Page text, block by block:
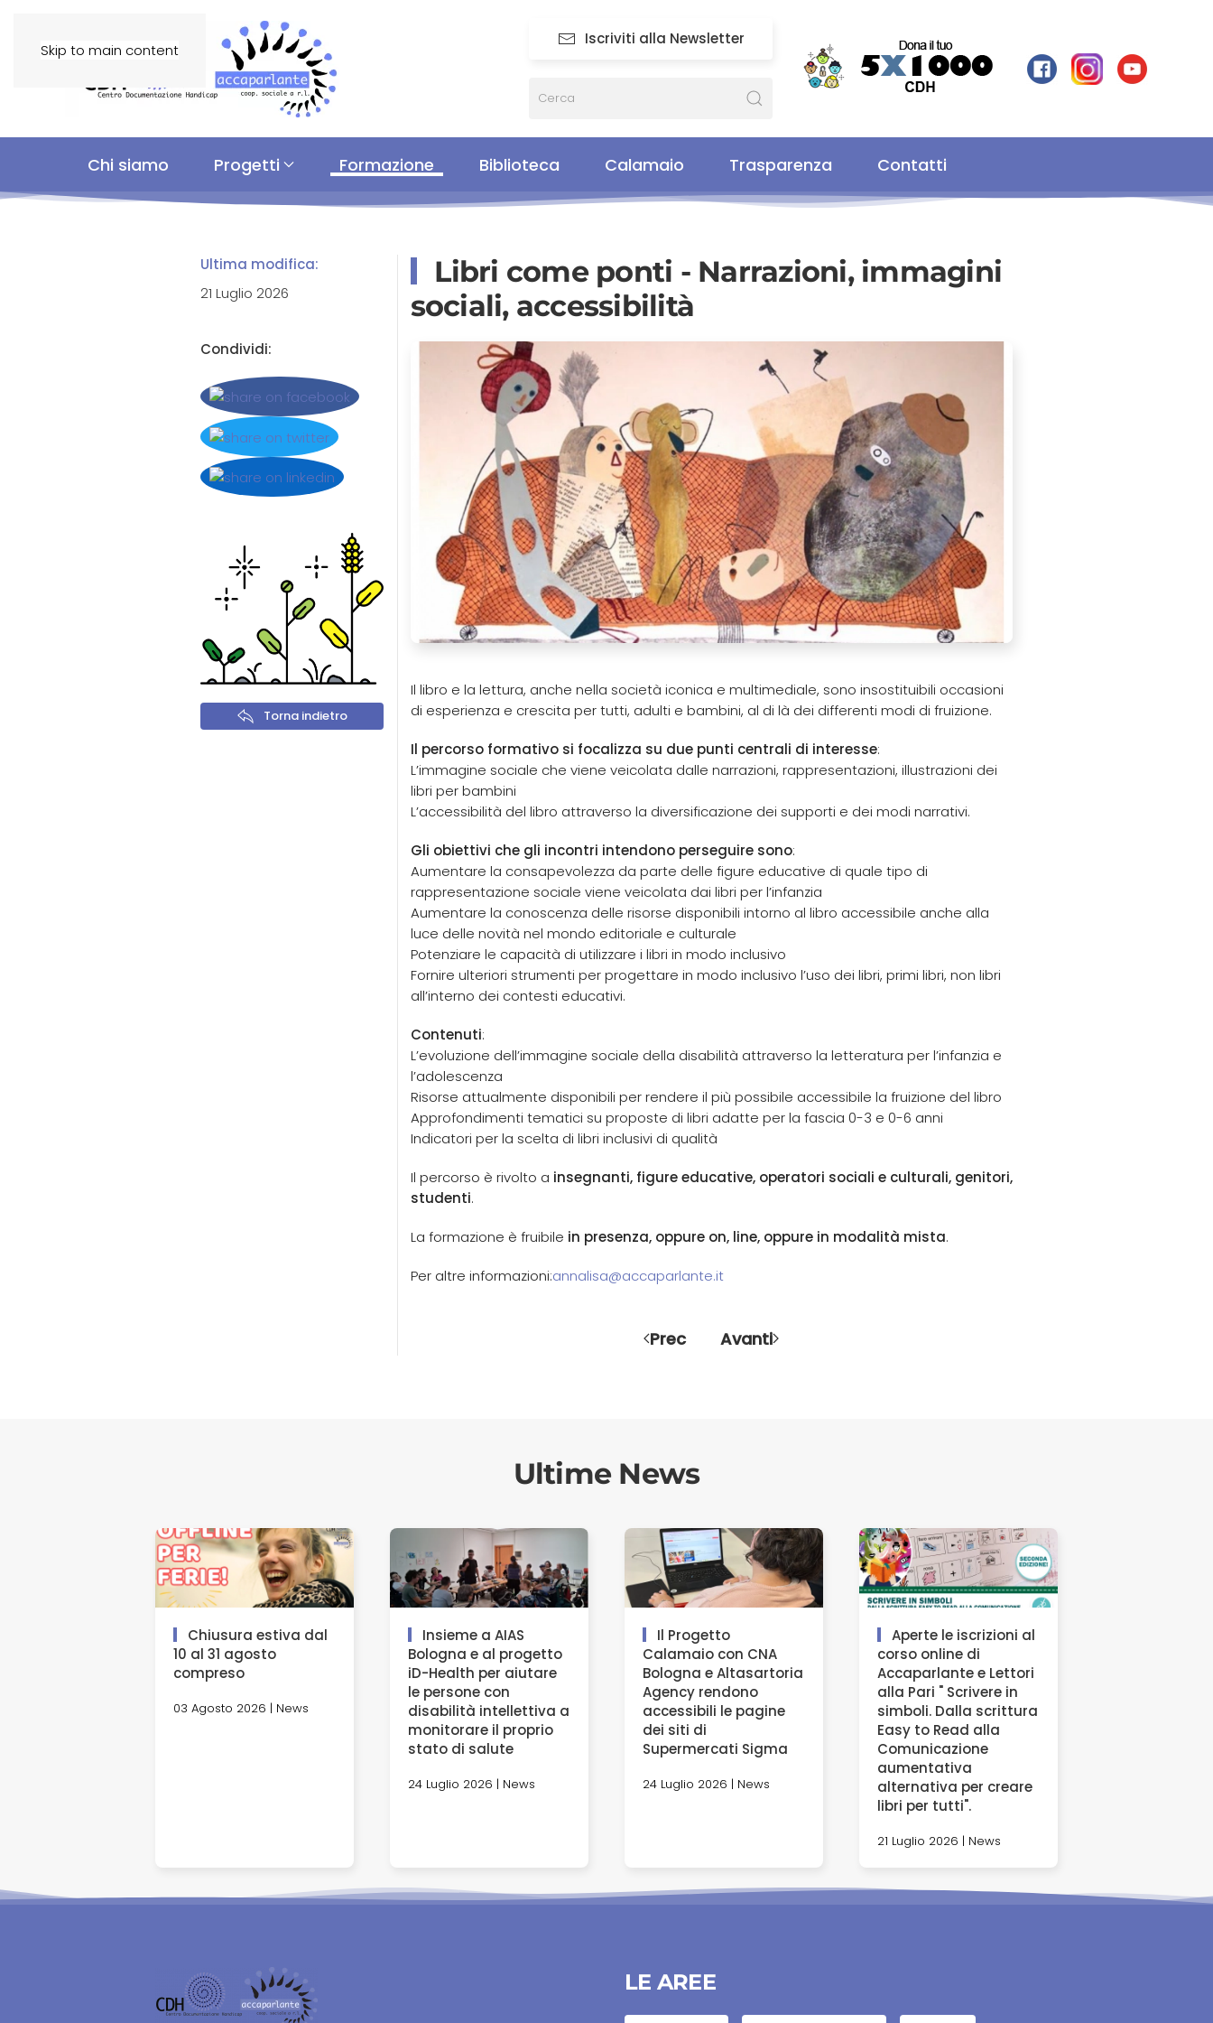
Skip to main content
Iscriviti alla Newsletter
Chi siamo Progetti Formazione Biblioteca Calamaio Trasparenza Contatti
Ultima modifica:
21 Luglio 2026
Condividi:
Torna indietro
Libri come ponti - Narrazioni, immagini
sociali, accessibilità
Il libro e la lettura, anche nella società iconica e multimediale, sono insostituibili occasioni
di esperienza e crescita per tutti, adulti e bambini, al di là dei differenti modi di fruizione.
Il percorso formativo si focalizza su due punti centrali di interesse:
L’immagine sociale che viene veicolata dalle narrazioni, rappresentazioni, illustrazioni dei
libri per bambini
L’accessibilità del libro attraverso la diversificazione dei supporti e dei modi narrativi.
Gli obiettivi che gli incontri intendono perseguire sono:
Aumentare la consapevolezza da parte delle figure educative di quale tipo di
rappresentazione sociale viene veicolata dai libri per l’infanzia
Aumentare la conoscenza delle risorse disponibili intorno al libro accessibile anche alla
luce delle novità nel mondo editoriale e culturale
Potenziare le capacità di utilizzare i libri in modo inclusivo
Fornire ulteriori strumenti per progettare in modo inclusivo l’uso dei libri, primi libri, non libri
all’interno dei contesti educativi.
Contenuti:
L’evoluzione dell’immagine sociale della disabilità attraverso la letteratura per l’infanzia e
l’adolescenza
Risorse attualmente disponibili per rendere il più possibile accessibile la fruizione del libro
Approfondimenti tematici su proposte di libri adatte per la fascia 0-3 e 0-6 anni
Indicatori per la scelta di libri inclusivi di qualità
Il percorso è rivolto a insegnanti, figure educative, operatori sociali e culturali, genitori,
studenti.
La formazione è fruibile in presenza, oppure on, line, oppure in modalità mista.
Per altre informazioni:annalisa@accaparlante.it
Prec Avanti
Ultime News
Chiusura estiva dal
10 al 31 agosto
compreso
03 Agosto 2026 | News
Insieme a AIAS
Bologna e al progetto
iD-Health per aiutare
le persone con
disabilità intellettiva a
monitorare il proprio
stato di salute
24 Luglio 2026 | News
Il Progetto
Calamaio con CNA
Bologna e Altasartoria
Agency rendono
accessibili le pagine
dei siti di
Supermercati Sigma
24 Luglio 2026 | News
Aperte le iscrizioni al
corso online di
Accaparlante e Lettori
alla Pari " Scrivere in
simboli. Dalla scrittura
Easy to Read alla
Comunicazione
aumentativa
alternativa per creare
libri per tutti".
21 Luglio 2026 | News
LE AREE